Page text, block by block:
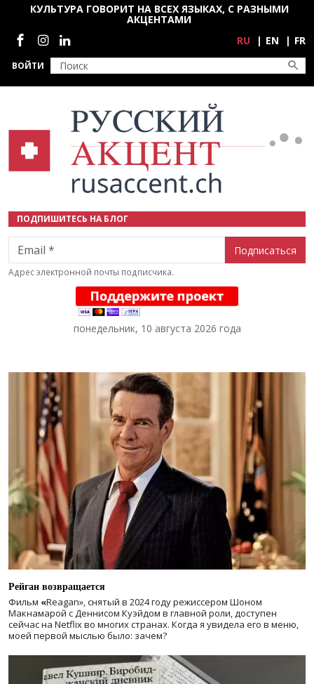
Перейти к основному содержанию
ВОЙТИ
КУЛЬТУРА ГОВОРИТ НА ВСЕХ ЯЗЫКАХ, С РАЗНЫМИ
АКЦЕНТАМИ
Социальные сети
RU EN FR
ПОДПИШИТЕСЬ НА БЛОГ
Email
Адрес электронной почты подписчика.
понедельник, 10 августа 2026 года
Рейган возвращается
Фильм «Reagan», снятый в 2024 годурежиссером Шоном
Макнамарой с Деннисом Куэйдом в главной роли, доступен
сейчас на Netflix во многих странах. Когда я увидела его в меню,
моей первой мыслью было: зачем?